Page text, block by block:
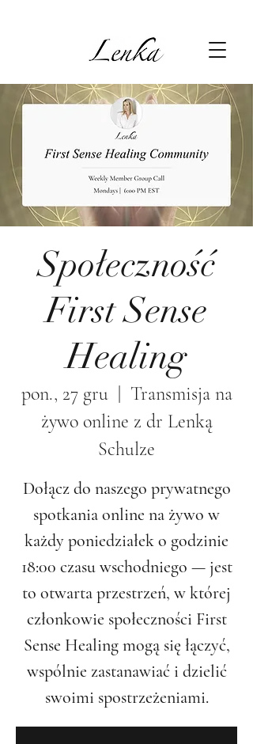
Społeczność
First Sense
Healing
pon., 27 gru
  |
Transmisja na
żywo online z dr Lenką
Schulze
Dołącz do naszego prywatnego
spotkania online na żywo w
każdy poniedziałek o godzinie
18:00 czasu wschodniego — jest
to otwarta przestrzeń, w której
członkowie społeczności First
Sense Healing mogą się łączyć,
wspólnie zastanawiać i dzielić
swoimi spostrzeżeniami.